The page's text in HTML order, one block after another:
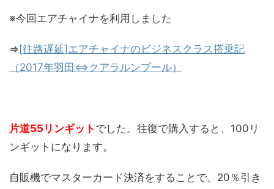
※今回エアチャイナを利用しました
⇒ [往路遅延]エアチャイナのビジネスクラス搭乗記
（2017年羽田⇔クアラルンプール）
片道55リンギット でした。往復で購入すると、100リ
ンギットになります。
自販機でマスターカード決済をすることで、20％引き